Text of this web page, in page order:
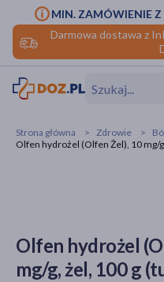
Darmowa dostawa z
MIN. ZAMÓWIENIE
Strona główna Zdrowie
Olfen hydrożel (Olfen Żel), 10 mg/
Olfen hydrożel
mg/g, żel, 100 g